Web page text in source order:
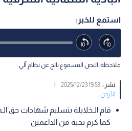
استمع للخبر:
ملاحظة: النص المسموع ناتج عن نظام آلي
نشر :19:58 2025/12/23
|
الأردن
قام الـخلايلة بتسليم شهادات حق
كما كرم نخبة من الداعمين